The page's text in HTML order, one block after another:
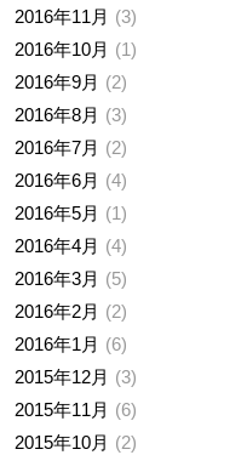
2016年11月
3
2016年10月
1
2016年9月
2
2016年8月
3
2016年7月
2
2016年6月
4
2016年5月
1
2016年4月
4
2016年3月
5
2016年2月
2
2016年1月
6
2015年12月
3
2015年11月
6
2015年10月
2